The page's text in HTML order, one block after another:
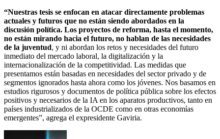
“Nuestras tesis se enfocan en atacar directamente problemas
actuales y futuros que no están siendo abordados en la
discusión política. Los proyectos de reforma, hasta el momento,
no están mirando hacia el futuro, no hablan de las necesidades
de la juventud, y ni abordan los retos y necesidades del futuro
inmediato del mercado laboral, la digitalización y la
internacionalización de la competitividad. Las medidas que
presentamos están basadas en necesidades del sector privado y de
segmentos ignorados hasta ahora como los jóvenes. Nos basamos en
estudios rigurosos y documentos de política pública sobre los efectos
positivos y necesarios de la IA en los aparatos productivos, tanto en
países industrializados de la OCDE como en otras economías
emergentes”, agrega el expresidente Gaviria.